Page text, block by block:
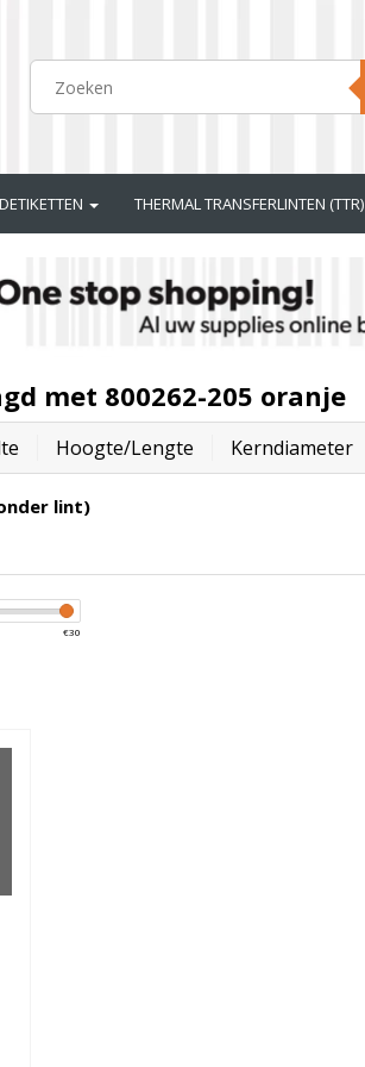
THERMAL TRANSFERLINTEN (TTR)
met 800262-205 oranje
Hoogte/lengte Kerndiameter
lint)
€30